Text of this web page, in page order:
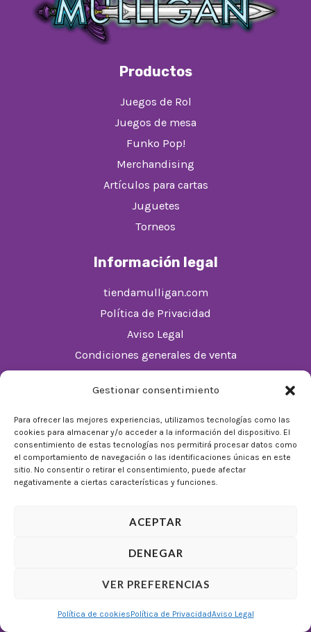
Gestionar consentimiento
Para ofrecer las mejores experiencias, utilizamos tecnologías como las
cookies para almacenar y/o acceder a la información del dispositivo. El
consentimiento de estas tecnologías nos permitirá procesar datos como
el comportamiento de navegación o las identificaciones únicas en este
sitio. No consentir o retirar el consentimiento, puede afectar
negativamente a ciertas características y funciones.
ACEPTAR
DENEGAR
VER PREFERENCIAS
Política de cookiesPolítica de PrivacidadAviso Legal
Productos
Juegos de Rol
Juegos de mesa
Funko Pop!
Merchandising
Artículos para cartas
Juguetes
Torneos
Información legal
tiendamulligan.com
Política de Privacidad
Aviso Legal
Condiciones generales de venta
De Lunes a Domingos de 10:00 a 22:00
Festivos sujetos al horario del Málaga Factory
© 2026 Tienda Mulligan │ Desarrollado por